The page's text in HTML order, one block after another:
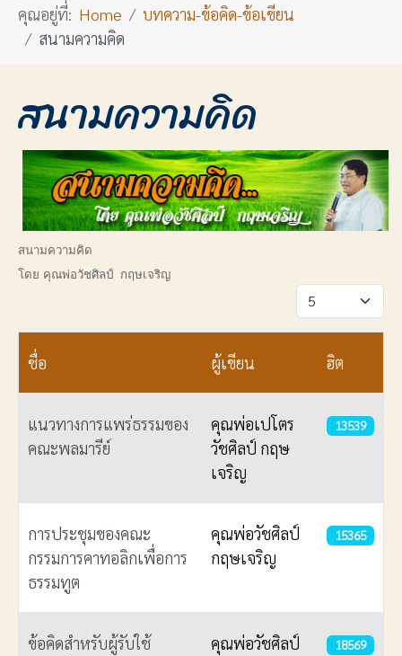
คุณอยู่ที่: Home
บทความ-ข้อคิด-ข้อเขียน
สนามความคิด
สนามความคิด
สนามความคิด
โดย คุณพ่อวัชศิลป์ กฤษเจริญ
แสดง #
ชื่อ ผู้เขียน ฮิต
แนวทางการแพร่ธรรมของ
คณะพลมารีย์
คุณพ่อเปโตร
วัชศิลป์ กฤษ
เจริญ
13539
การประชุมของคณะ
กรรมการคาทอลิกเพื่อการ
ธรรมทูต
คุณพ่อวัชศิลป์
กฤษเจริญ
15365
ข้อคิดสำหรับผู้รับใช้
คุณพ่อวัชศิลป์
18569